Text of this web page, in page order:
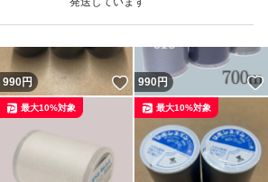
いいね！
990円 いいね！
990円
最大10%対象 最大10%対象